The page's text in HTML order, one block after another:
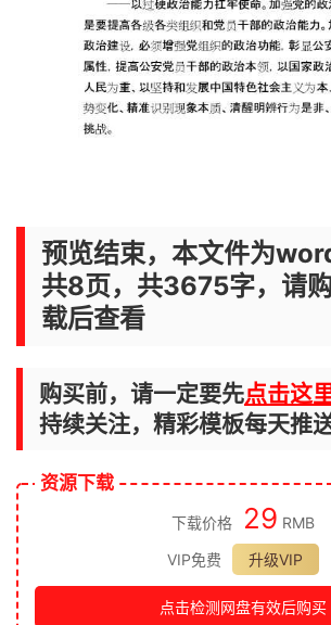
预览结束，本文件为
共8页，共3675字，请
载后查看
购买前，请一定要先点击这
持续关注，精彩模板每天推
资源下载
下载价格 29 RMB
VIP免费
升级VIP
点击检测网盘有效后购买